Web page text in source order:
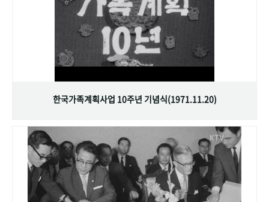
한국가족계획사업 10주년 기념식(1971.11.20)